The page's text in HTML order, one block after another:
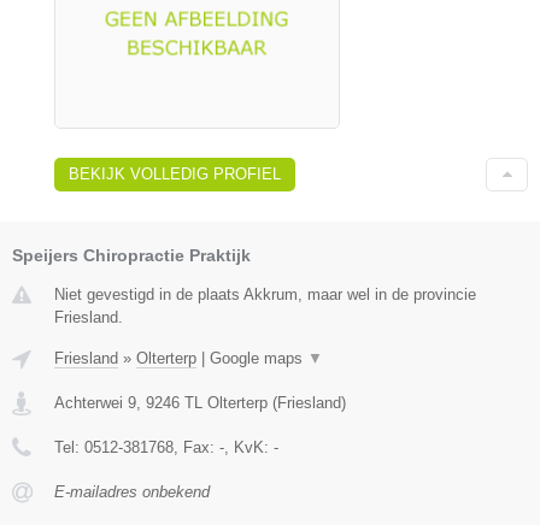
BEKIJK VOLLEDIG PROFIEL
Speijers Chiropractie Praktijk
Niet gevestigd in de plaats Akkrum, maar wel in de provincie
Friesland.
Friesland » Olterterp | Google maps ▼
Achterwei 9 9246 TL Olterterp (Friesland)
Tel: 0512-381768 , Fax: - , KvK: -
E-mailadres onbekend